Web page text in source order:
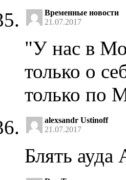
Временные новости
21.07.2017
"У нас в
только о
только по
alexsandr Ustinoff
21.07.2017
Блять